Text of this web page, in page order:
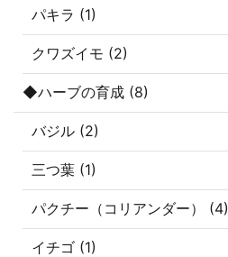
パキラ (1)
クワズイモ (2)
◆ハーブの育成 (8)
バジル (2)
三つ葉 (1)
パクチー（コリアンダー） (4)
イチゴ (1)